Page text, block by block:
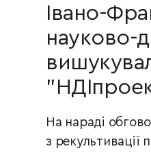
Івано-
науково-
На нараді
з рекультивації